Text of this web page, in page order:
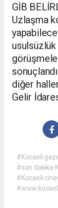
GİB
Uzlaşma
usulsüzlük
diğer
Gelir
#Kocaeli
#son dakika
#Kocaeli